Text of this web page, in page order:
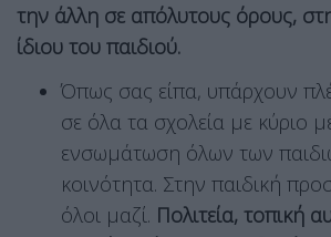
την άλλη σε απόλυτους όρους,
ίδιου του παιδιού.
Όπως σας είπα, υπάρχουν
σε όλα τα σχολεία με κύριο
ενσωμάτωση όλων των
κοινότητα. Στην παιδική
όλοι μαζί. Πολιτεία, τοπική